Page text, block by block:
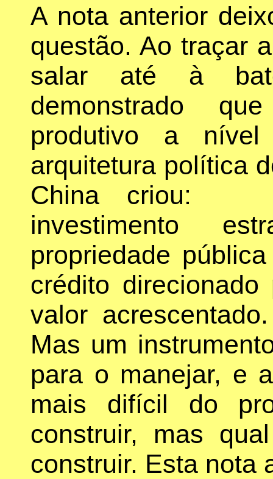
A nota anterior
questão. Ao traçar
salar até à
demonstrado
produtivo a
arquitetura política
China criou:
investimento
propriedade
crédito
valor
Mas um
para o manejar, e
mais difícil do
construir, mas
construir. Esta nota